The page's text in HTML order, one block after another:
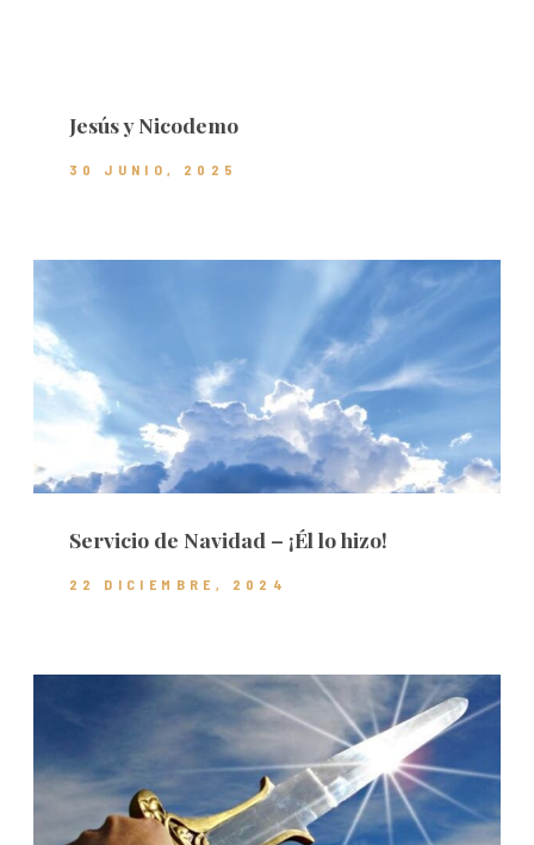
Jesús y Nicodemo
30 JUNIO, 2025
Servicio de Navidad – ¡Él lo hizo!
22 DICIEMBRE, 2024